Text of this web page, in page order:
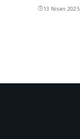
13 Nisan 2025